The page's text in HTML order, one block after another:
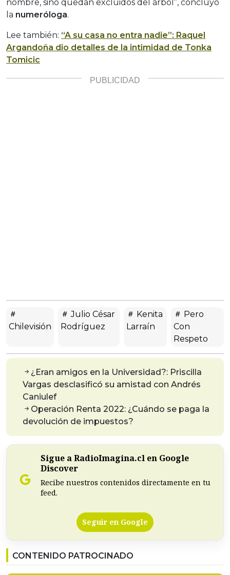
nombre, sino quedan excluidos del árbol”, concluyó
la numeróloga.
Lee también: “A su casa no entra nadie”: Raquel
Argandoña dio detalles de la intimidad de Tonka
Tomicic
Chilevisión
Julio César
Rodríguez
Kenita
Larraín
Pero
Con
Respeto
¿Eran amigos en la Universidad?: Priscilla
Vargas desclasificó su amistad con Andrés
Caniulef
Operación Renta 2022: ¿Cuándo se paga la
devolución de impuestos?
Sigue a RadioImagina.cl en Google
Discover
Recibe nuestros contenidos directamente en tu
feed.
Seguir en Google
CONTENIDO PATROCINADO